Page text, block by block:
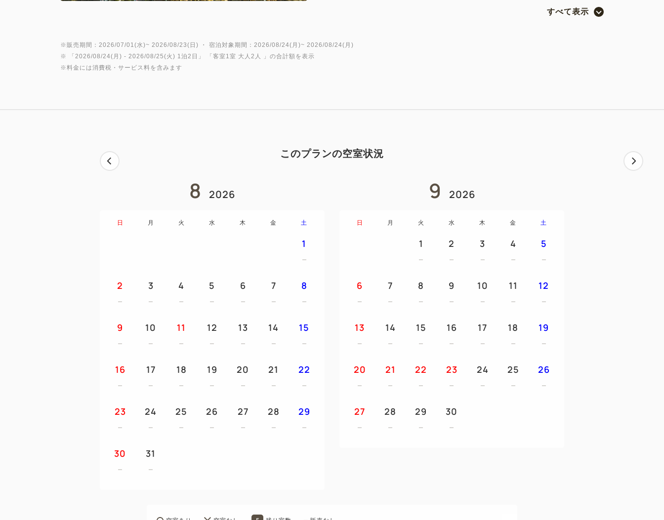
お飲み物、お食事(2名様分)のご提供。
テラス席貸切時間：18：00～20：30 ※花火打ち上げ中はドリンクオー
※花火イベントが中止の場合、チェックイン前に限り通常プランへの切
り替えをさせていただきます。
※20:30以降はテラスを一般開放をさせていただきます。
すべて表示
※販売期間：2026/07/01(水)~ 2026/08/23(日) ・ 宿泊対象期間：2026/08/24(月)~ 2026/08/24(月)
※ 「2026/08/24(月) - 2026/08/25(火) 1泊2日 」 「客室1室 大人2人
」の合計額を表示
※料金には消費税・サービス料を含みます
このプランの空室状況
8 2026
日 月 火 水 木 金 土
1
2 3 4 5 6 7 8
9 10 11 12 13 14 15
16 17 18 19 20 21 22
23 24 25 26 27 28 29
30 31
9 2026
日 月 火 水 木 金 土
1 2 3 4 5
6 7 8 9 10 11 12
13 14 15 16 17 18 19
20 21 22 23 24 25 26
27 28 29 30